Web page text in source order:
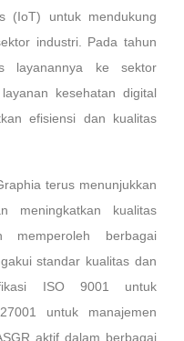
(IoT) untuk mendukung
industri. Pada tahun
layanannya ke sektor
kesehatan digital
efisiensi dan kualitas
terus menunjukkan
meningkatkan kualitas
memperoleh berbagai
standar kualitas dan
ISO 9001 untuk
untuk manajemen
aktif dalam berbagai